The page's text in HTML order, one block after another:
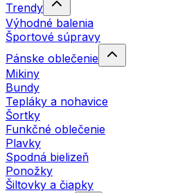
Trendy
Výhodné balenia
Športové súpravy
Pánske oblečenie
Mikiny
Bundy
Tepláky a nohavice
Šortky
Funkčné oblečenie
Plavky
Spodná bielizeň
Ponožky
Šiltovky a čiapky